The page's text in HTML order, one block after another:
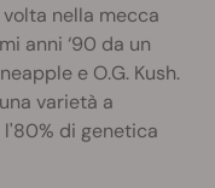
nella mecca
anni ‘90 da un
e O.G. Kush.
varietà a
di genetica